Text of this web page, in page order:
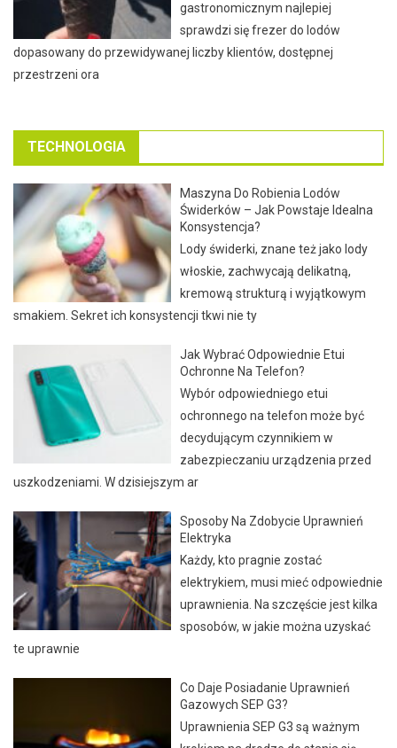
gastronomicznym najlepiej
sprawdzi się frezer do lodów
dopasowany do przewidywanej liczby klientów, dostępnej
przestrzeni ora
TECHNOLOGIA
Maszyna Do Robienia Lodów
Świderków – Jak Powstaje Idealna
Konsystencja?
Lody świderki, znane też jako lody
włoskie, zachwycają delikatną,
kremową strukturą i wyjątkowym
smakiem. Sekret ich konsystencji tkwi nie ty
Jak Wybrać Odpowiednie Etui
Ochronne Na Telefon?
Wybór odpowiedniego etui
ochronnego na telefon może być
decydującym czynnikiem w
zabezpieczaniu urządzenia przed
uszkodzeniami. W dzisiejszym ar
Sposoby Na Zdobycie Uprawnień
Elektryka
Każdy, kto pragnie zostać
elektrykiem, musi mieć odpowiednie
uprawnienia. Na szczęście jest kilka
sposobów, w jakie można uzyskać
te uprawnie
Co Daje Posiadanie Uprawnień
Gazowych SEP G3?
Uprawnienia SEP G3 są ważnym